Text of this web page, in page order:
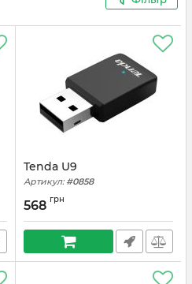
Tenda U9
Артикул: #0858
568 грн